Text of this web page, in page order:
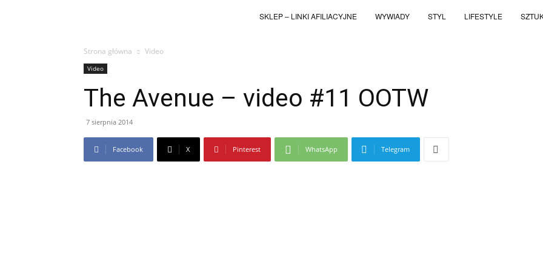
SKLEP – LINKI AFILIACYJNE WYWIADY STYL LIFESTYLE
Strona główna Video
Video
The Avenue – video #11 OOTW
7 sierpnia 2014
Facebook X Pinterest WhatsApp Telegram